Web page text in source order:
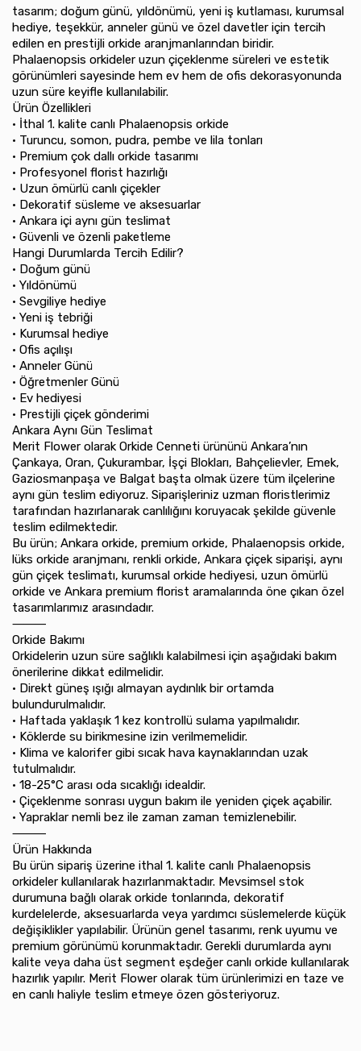
tasarım; doğum günü, yıldönümü, yeni iş kutlaması, kurumsal
hediye, teşekkür, anneler günü ve özel davetler için tercih
edilen en prestijli orkide aranjmanlarından biridir.
Phalaenopsis orkideler uzun çiçeklenme süreleri ve estetik
görünümleri sayesinde hem ev hem de ofis dekorasyonunda
uzun süre keyifle kullanılabilir.
Ürün Özellikleri
•⁠ ⁠İthal 1. kalite canlı Phalaenopsis orkide
•⁠ ⁠Turuncu, somon, pudra, pembe ve lila tonları
•⁠ ⁠Premium çok dallı orkide tasarımı
•⁠ ⁠Profesyonel florist hazırlığı
•⁠ ⁠Uzun ömürlü canlı çiçekler
•⁠ ⁠Dekoratif süsleme ve aksesuarlar
•⁠ ⁠Ankara içi aynı gün teslimat
•⁠ ⁠Güvenli ve özenli paketleme
Hangi Durumlarda Tercih Edilir?
•⁠ ⁠Doğum günü
•⁠ ⁠Yıldönümü
•⁠ ⁠Sevgiliye hediye
•⁠ ⁠Yeni iş tebriği
•⁠ ⁠Kurumsal hediye
•⁠ ⁠Ofis açılışı
•⁠ ⁠Anneler Günü
•⁠ ⁠Öğretmenler Günü
•⁠ ⁠Ev hediyesi
•⁠ ⁠Prestijli çiçek gönderimi
Ankara Aynı Gün Teslimat
Merit Flower olarak Orkide Cenneti ürününü Ankara’nın
Çankaya, Oran, Çukurambar, İşçi Blokları, Bahçelievler, Emek,
Gaziosmanpaşa ve Balgat başta olmak üzere tüm ilçelerine
aynı gün teslim ediyoruz. Siparişleriniz uzman floristlerimiz
tarafından hazırlanarak canlılığını koruyacak şekilde güvenle
teslim edilmektedir.
Bu ürün; Ankara orkide, premium orkide, Phalaenopsis orkide,
lüks orkide aranjmanı, renkli orkide, Ankara çiçek siparişi, aynı
gün çiçek teslimatı, kurumsal orkide hediyesi, uzun ömürlü
orkide ve Ankara premium florist aramalarında öne çıkan özel
tasarımlarımız arasındadır.
⸻
Orkide Bakımı
Orkidelerin uzun süre sağlıklı kalabilmesi için aşağıdaki bakım
önerilerine dikkat edilmelidir.
•⁠ ⁠Direkt güneş ışığı almayan aydınlık bir ortamda
bulundurulmalıdır.
•⁠ ⁠Haftada yaklaşık 1 kez kontrollü sulama yapılmalıdır.
•⁠ ⁠Köklerde su birikmesine izin verilmemelidir.
•⁠ ⁠Klima ve kalorifer gibi sıcak hava kaynaklarından uzak
tutulmalıdır.
•⁠ ⁠18-25°C arası oda sıcaklığı idealdir.
•⁠ ⁠Çiçeklenme sonrası uygun bakım ile yeniden çiçek açabilir.
•⁠ ⁠Yapraklar nemli bez ile zaman zaman temizlenebilir.
⸻
Ürün Hakkında
Bu ürün sipariş üzerine ithal 1. kalite canlı Phalaenopsis
orkideler kullanılarak hazırlanmaktadır. Mevsimsel stok
durumuna bağlı olarak orkide tonlarında, dekoratif
kurdelelerde, aksesuarlarda veya yardımcı süslemelerde küçük
değişiklikler yapılabilir. Ürünün genel tasarımı, renk uyumu ve
premium görünümü korunmaktadır. Gerekli durumlarda aynı
kalite veya daha üst segment eşdeğer canlı orkide kullanılarak
hazırlık yapılır. Merit Flower olarak tüm ürünlerimizi en taze ve
en canlı haliyle teslim etmeye özen gösteriyoruz.